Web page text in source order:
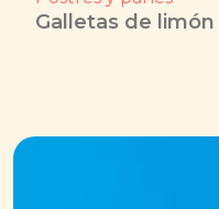
Galletas de limón